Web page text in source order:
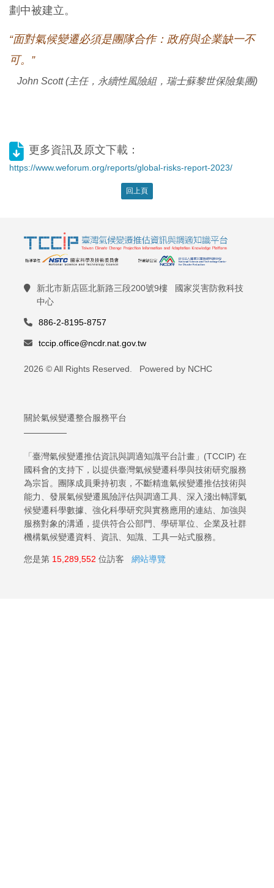
劃中被建立。
“面對氣候變遷必須是團隊合作：政府與企業缺一不
可。”
John Scott (主任，永續性風險組，瑞士蘇黎世保險集團)
更多資訊及原文下載：
https://www.weforum.org/reports/global-risks-report-2023/
回上頁
新北市新店區北新路三段200號9樓 國家災害防救科技
中心
886-2-8195-8757
tccip.office@ncdr.nat.gov.tw
2026 © All Rights Reserved. Powered by NCHC
關於氣候變遷整合服務平台
「臺灣氣候變遷推估資訊與調適知識平台計畫」(TCCIP) 在
國科會的支持下，以提供臺灣氣候變遷科學與技術研究服務
為宗旨。團隊成員秉持初衷，不斷精進氣候變遷推估技術與
能力、發展氣候變遷風險評估與調適工具、深入淺出轉譯氣
候變遷科學數據、強化科學研究與實務應用的連結、加強與
服務對象的溝通，提供符合公部門、學研單位、企業及社群
機構氣候變遷資料、資訊、知識、工具一站式服務。
您是第 15,289,552 位訪客 網站導覽